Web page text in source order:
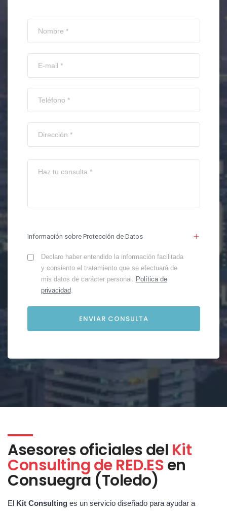
Información sobre Protección de Datos
Declaro haber entendido la información facilitada
y consiento el tratamiento que se efectuará de
mis datos de carácter personal. Política de
privacidad.
Asesores oficiales del Kit
Consulting de RED.ESen
Consuegra (Toledo)
El Kit Consulting es un servicio diseñado para ayudar a